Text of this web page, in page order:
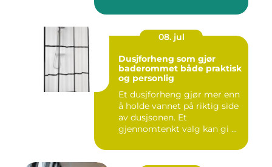
08. jul
Dusjforheng som gjør
baderommet både praktisk
og personlig
Et dusjforheng gjør mer enn
å holde vannet på riktig side
av dusjsonen. Et
gjennomtenkt valg kan gi ...